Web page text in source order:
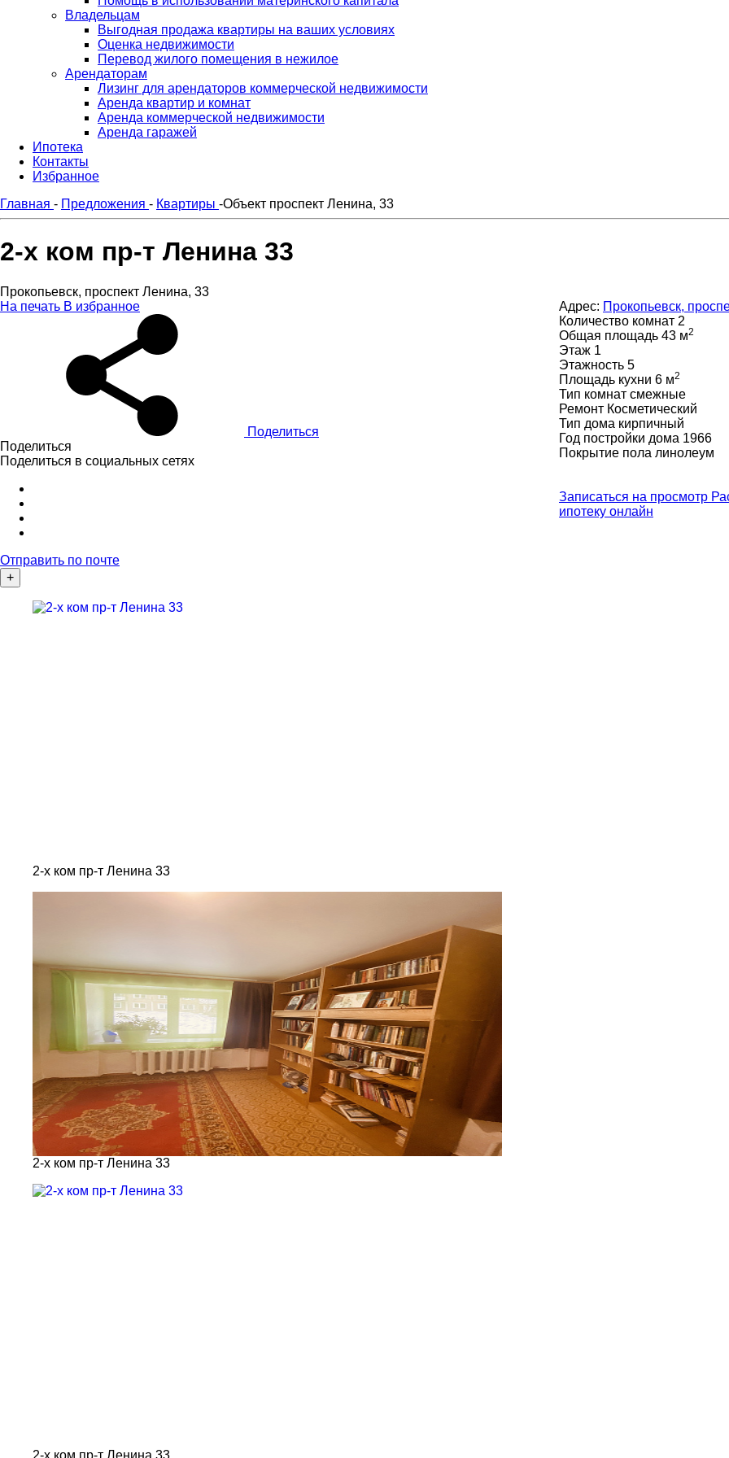
Владельцам
Выгодная продажа квартиры на ваших условиях
Оценка недвижимости
Перевод жилого помещения в нежилое
Арендаторам
Лизинг для арендаторов коммерческой недвижимости
Аренда квартир и комнат
Аренда коммерческой недвижимости
Аренда гаражей
Ипотека
Контакты
Избранное
Главная - Предложения - Квартиры -Объект проспект Ленина, 33
2-х ком пр-т Ленина 33
Прокопьевск, проспект Ленина, 33
На печать В избранное
Поделиться
Поделиться
Поделиться в социальных сетях
Отправить по почте
+
2-х ком пр-т Ленина 33
2-х ком пр-т Ленина 33
2-х ком пр-т Ленина 33
Адрес: Прокопьевск,
Количество комнат 2
Общая площадь 43 м2
Этаж 1
Этажность 5
Площадь кухни 6 м2
Тип комнат смежные
Ремонт Косметический
Тип дома кирпичный
Год постройки дома 1966
Покрытие пола линолеум
Записаться на просмотр
ипотеку онлайн